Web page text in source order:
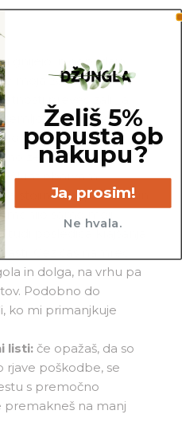
gnijejo in odpadajo
moja zemlja precej
preveč zalil_a.
zemljo in mi porežeš
pa me presadi v
zemljo.
obarvam
stojim v neprimerni in
samo moji
posledica krajšanja
Čez čas namreč
in dolga, na vrhu pa
Podobno do
ko mi primanjkuje
listi: če opažaš, da so
rjave poškodbe, se
s premočno
premakneš na manj
Želiš 5%
popusta ob
nakupu?
Ja, prosim!
Ne hvala.